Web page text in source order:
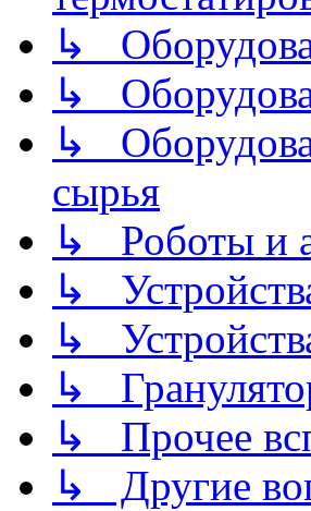
↳
↳
↳
сырья
↳ Роботы и
↳
↳
↳
↳ Прочее
↳ Другие